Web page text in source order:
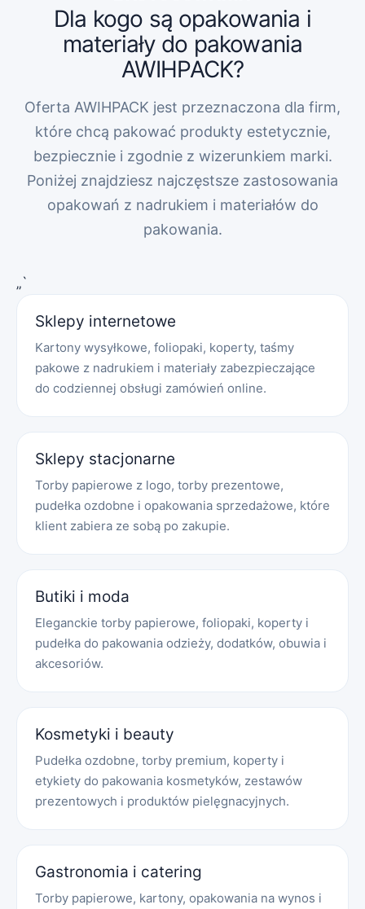
Dla kogo są opakowania i
materiały do pakowania
AWIHPACK?
Oferta AWIHPACK jest przeznaczona dla firm,
które chcą pakować produkty estetycznie,
bezpiecznie i zgodnie z wizerunkiem marki.
Poniżej znajdziesz najczęstsze zastosowania
opakowań z nadrukiem i materiałów do
pakowania.
„`
Sklepy internetowe
Kartony wysyłkowe, foliopaki, koperty, taśmy
pakowe z nadrukiem i materiały zabezpieczające
do codziennej obsługi zamówień online.
Sklepy stacjonarne
Torby papierowe z logo, torby prezentowe,
pudełka ozdobne i opakowania sprzedażowe, które
klient zabiera ze sobą po zakupie.
Butiki i moda
Eleganckie torby papierowe, foliopaki, koperty i
pudełka do pakowania odzieży, dodatków, obuwia i
akcesoriów.
Kosmetyki i beauty
Pudełka ozdobne, torby premium, koperty i
etykiety do pakowania kosmetyków, zestawów
prezentowych i produktów pielęgnacyjnych.
Gastronomia i catering
Torby papierowe, kartony, opakowania na wynos i